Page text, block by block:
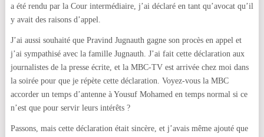
a été rendu par la Cour intermédiaire, j’ai déclaré en tant qu’avocat qu’il
y avait des raisons d’appel.
J’ai aussi souhaité que Pravind Jugnauth gagne son procès en appel et
j’ai sympathisé avec la famille Jugnauth. J’ai fait cette déclaration aux
journalistes de la presse écrite, et la MBC-TV est arrivée chez moi dans
la soirée pour que je répète cette déclaration. Voyez-vous la MBC
accorder un temps d’antenne à Yousuf Mohamed en temps normal si ce
n’est que pour servir leurs intérêts ?
Passons, mais cette déclaration était sincère, et j’avais même ajouté que